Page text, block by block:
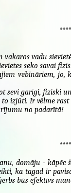
vadu
seko savai
vebināriem,
sevi garīgi, fiziski
izjūti. Ir vēlme
no padarītā!
domāju - kāpēc
ka tagad ir
būs efektīvs